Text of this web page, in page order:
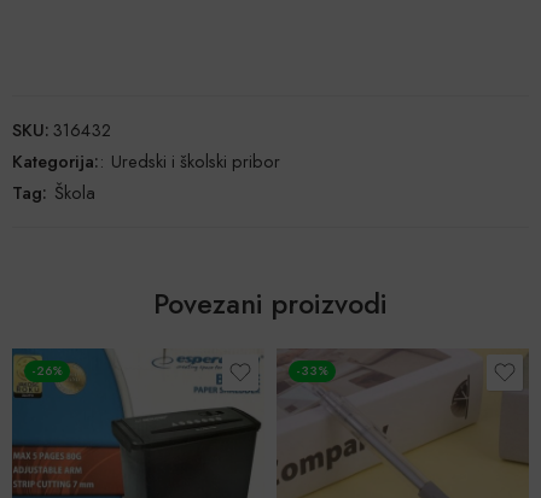
SKU:316432
Kategorija:: Uredski i školski pribor
Tag: Škola
Povezani proizvodi
-33% POPUST